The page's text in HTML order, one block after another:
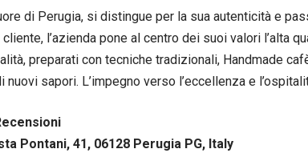
di Perugia, si distingue per la sua autenticità e
l’azienda pone al centro dei suoi valori l’alta
preparati con tecniche tradizionali, Handmade
sapori. L’impegno verso l’eccellenza e
ecensioni
Pontani, 41, 06128 Perugia PG, Italy